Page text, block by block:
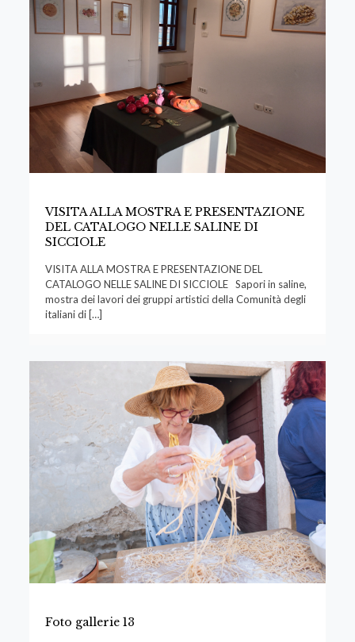
VISITA ALLA MOSTRA E PRESENTAZIONE
DEL CATALOGO NELLE SALINE DI
SICCIOLE
VISITA ALLA MOSTRA E PRESENTAZIONE DEL
CATALOGO NELLE SALINE DI SICCIOLE Sapori in saline,
mostra dei lavori dei gruppi artistici della Comunità degli
italiani di[…]
Foto gallerie 13